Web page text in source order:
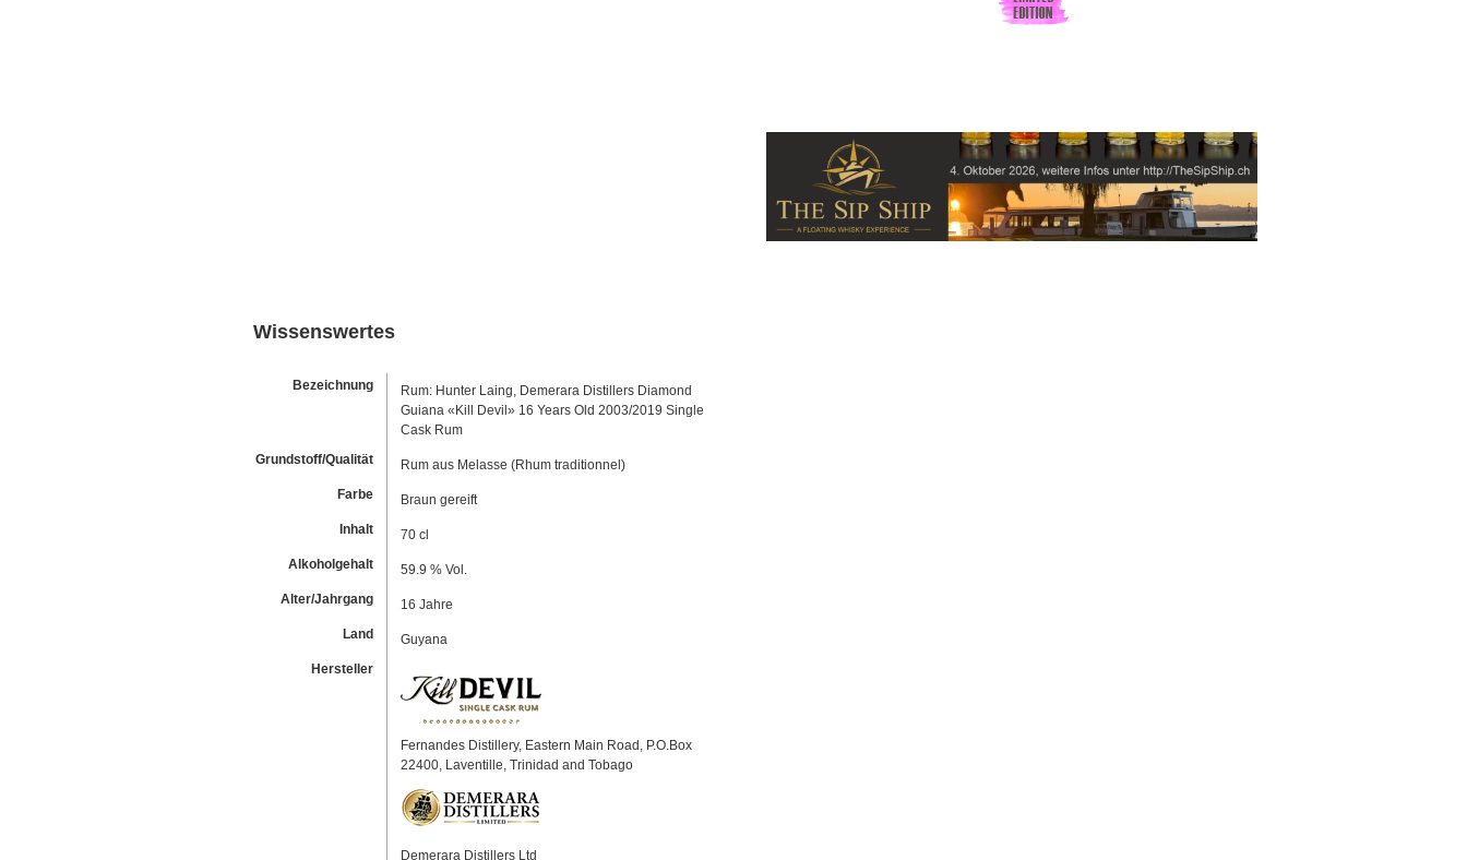
Wissenswertes
Bezeichnung
Rum: Hunter Laing, Demerara Distillers Diamond
Guiana «Kill Devil» 16 Years Old 2003/2019 Single
Cask Rum
Grundstoff/Qualität
Rum aus Melasse (Rhum traditionnel)
Farbe
Braun gereift
Inhalt
70 cl
Alkoholgehalt
59.9 % Vol.
Alter/Jahrgang
16 Jahre
Land
Guyana
Hersteller
Fernandes Distillery, Eastern Main Road, P.O.Box
22400, Laventille, Trinidad and Tobago
Demerara Distillers Ltd